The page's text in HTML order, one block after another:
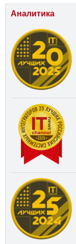
Аналитика